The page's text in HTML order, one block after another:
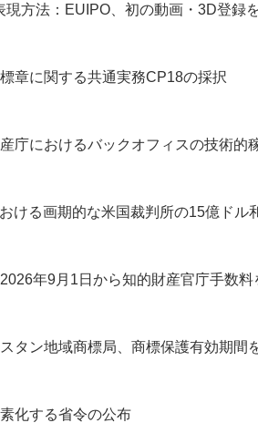
現方法：EUIPO、初の動画・3D登録
章に関する共通実務CP18の採択
庁におけるバックオフィスの技術的
ける画期的な米国裁判所の15億ドル
年9月1日から知的財産官庁手数料
タン地域商標局、商標保護有効期間
化する省令の公布